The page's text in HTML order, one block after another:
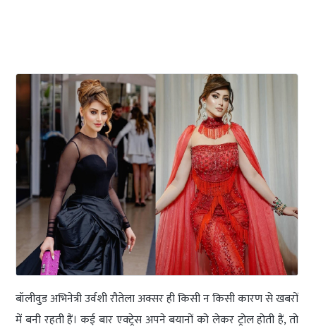
बॉलीवुड अभिनेत्री उर्वशी रौतेला अक्सर ही किसी न किसी कारण से खबरों
में बनी रहती हैं। कई बार एक्ट्रेस अपने बयानों को लेकर ट्रोल होती हैं, तो